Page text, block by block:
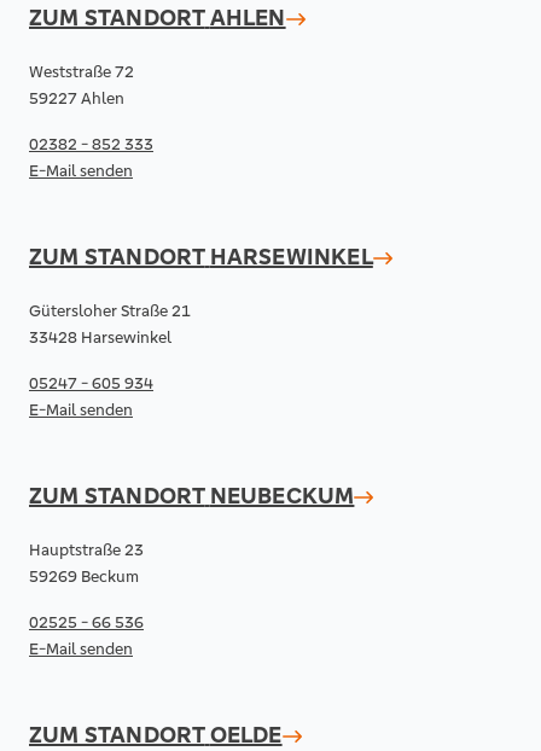
ZUM STANDORTAHLEN
Weststraße 72
59227 Ahlen
02382 - 852 333
E-Mail senden
ZUM STANDORT HARSEWINKEL
Gütersloher Straße 21
33428 Harsewinkel
05247 - 605 934
E-Mail senden
ZUM STANDORT NEUBECKUM
Hauptstraße 23
59269 Beckum
02525 - 66 536
E-Mail senden
ZUM STANDORTOELDE